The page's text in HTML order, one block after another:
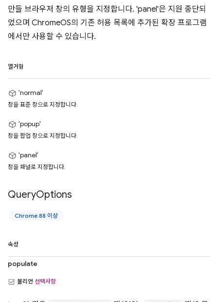
만들 브라우저 창의 유형을 지정합니다. 'panel'은 지원 중단되
었으며 ChromeOS의 기존 허용 목록에 추가된 확장 프로그램
에서만 사용할 수 있습니다.
열거형
'normal'
창을 표준 창으로 지정합니다.
'popup'
창을 팝업 창으로 지정합니다.
'panel'
창을 패널로 지정합니다.
QueryOptions
Chrome 88 이상
속성
populate
불리언 선택사항